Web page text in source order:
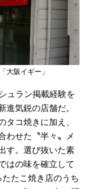
大阪イギー」
ュラン掲載経験を
進気鋭の店舗だ。
タコ焼きに加え、
わせた〝半々〟メ
す。選び抜いた素
はの味を確立して
たこ焼き店のうち